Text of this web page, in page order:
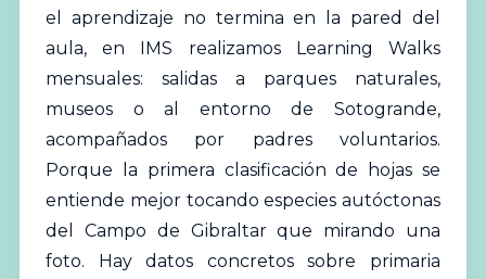
el aprendizaje no termina en la pared del
aula, en IMS realizamos Learning Walks
mensuales: salidas a parques naturales,
museos o al entorno de Sotogrande,
acompañados por padres voluntarios.
Porque la primera clasificación de hojas se
entiende mejor tocando especies autóctonas
del Campo de Gibraltar que mirando una
foto. Hay datos concretos sobre primaria